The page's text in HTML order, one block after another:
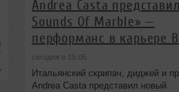
Andrea Casta
Sounds Of Marble» —
перформанс в карьере
сегодня в 15:05
Итальянский скрипач, диджей и
Andrea Casta представил новый